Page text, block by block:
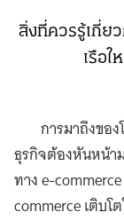
สิ่งที่ควรรู้เกี่ย
เรือ
การมาถึงขอ
ธุรกิจต้องหันหน้า
ทาง e-
commerce เติบโ